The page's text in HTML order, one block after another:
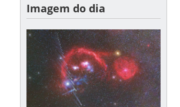
Imagem do dia